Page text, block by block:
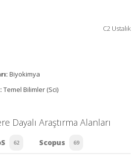
C2 Ustalık
Biyokimya
Temel Bilimler (Sci)
Dayalı Araştırma Alanları
62 Scopus 69